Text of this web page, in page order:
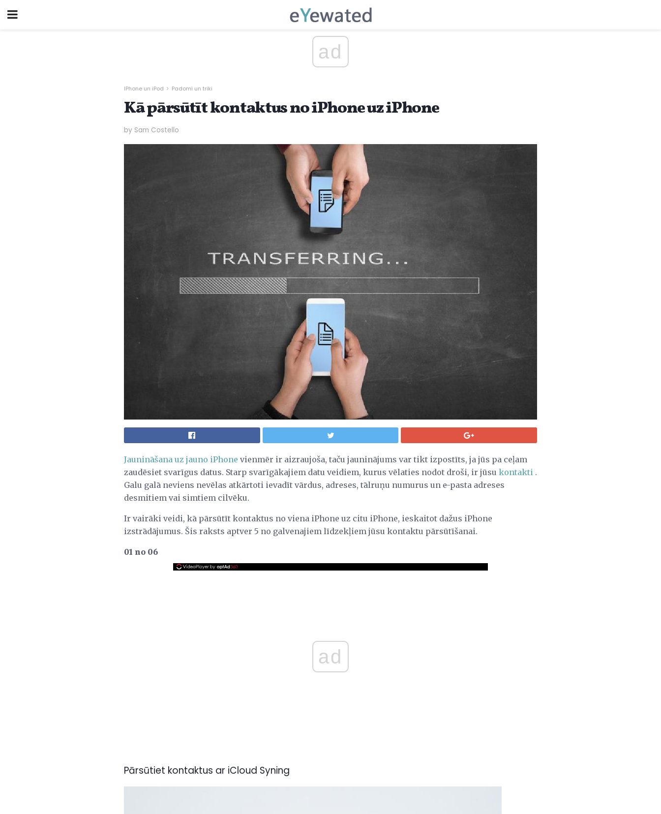
ad
IPhone un iPod Padomi un triki
Kā pārsūtīt kontaktus no iPhone uz iPhone
by Sam Costello
Jaunināšana uz jauno iPhone vienmēr ir aizraujoša, taču jauninājums var tikt izpostīts, ja jūs pa ceļam
zaudēsiet svarīgus datus. Starp svarīgākajiem datu veidiem, kurus vēlaties nodot droši, ir jūsu kontakti .
Galu galā neviens nevēlas atkārtoti ievadīt vārdus, adreses, tālruņu numurus un e-pasta adreses
desmitiem vai simtiem cilvēku.
Ir vairāki veidi, kā pārsūtīt kontaktus no viena iPhone uz citu iPhone, ieskaitot dažus iPhone
izstrādājumus. Šis raksts aptver 5 no galvenajiem līdzekļiem jūsu kontaktu pārsūtīšanai.
01 no 06
ad
Pārsūtiet kontaktus ar iCloud Syning